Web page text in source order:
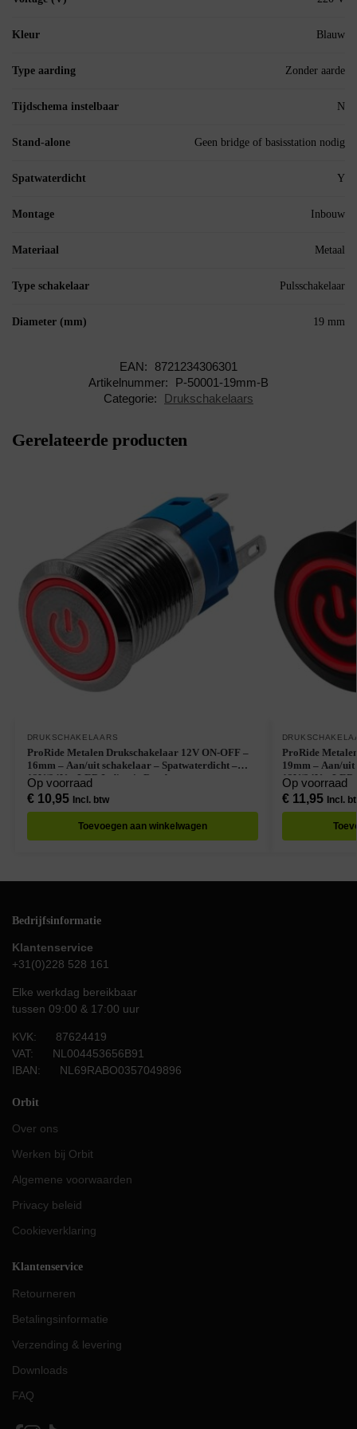
Kleur Blauw
Type aarding Zonder aarde
Tijdschema instelbaar N
Stand-alone Geen bridge of basisstation nodig
Spatwaterdicht Y
Montage Inbouw
Materiaal Metaal
Type schakelaar Pulsschakelaar
Diameter (mm) 19 mm
EAN:
8721234306301
Artikelnummer:
P-50001-19mm-B
Categorie:
Drukschakelaars
Gerelateerde producten
DRUKSCHAKELAARS
ProRide Metalen Drukschakelaar 12V ON-OFF –
16mm – Aan/uit schakelaar – Spatwaterdicht –
12V/24V – LED Indicatie Rood
Op voorraad
€10,95 Incl. btw
Toevoegen aan winkelwagen
ProRide
19mm – Aan/
12V/24V – LED
Op voorraad
€11,95 Incl.
Bedrijfsinformatie
Klantenservice
+31(0)228 528 161
Elke werkdag bereikbaar
tussen 09:00 & 17:00 uur
KVK: 87624419
VAT: NL004453656B91
IBAN: NL69RABO0357049896
Orbit
Over ons
Werken bij Orbit
Algemene voorwaarden
Privacy beleid
Cookieverklaring
Klantenservice
Retourneren
Betalingsinformatie
Verzending & levering
Downloads
FAQ